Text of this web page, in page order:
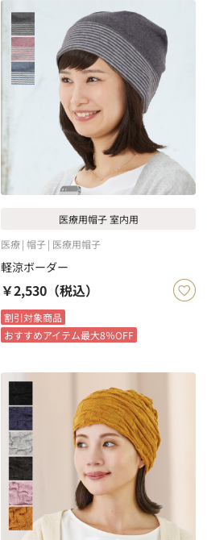
医療用帽子 室内用
医療 帽子 医療用帽子
軽涼ボーダー
￥2,530 （税込）
割引対象商品
おすすめアイテム最大8％OFF